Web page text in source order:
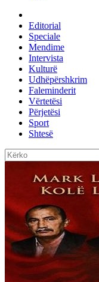
Editorial
Speciale
Mendime
Intervista
Kulturë
Udhëpërshkrim
Faleminderit
Vërtetësi
Përjetësi
Sport
Shtesë